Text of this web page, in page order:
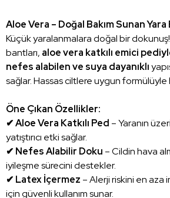
Aloe Vera – Doğal Bakım Sunan Yara
Küçük yaralanmalara doğal bir dokunuş!
bantları, aloe vera katkılı emici
nefes alabilen ve suya dayanıklı
sağlar. Hassas ciltlere uygun formülüyle
Öne Çıkan Özellikler:
✔ Aloe Vera Katkılı Ped – Yaranın
yatıştırıcı etki sağlar.
✔ Nefes Alabilir Doku – Cildin hava
iyileşme sürecini destekler.
✔ Latex İçermez – Alerji riskini en aza
için güvenli kullanım sunar.